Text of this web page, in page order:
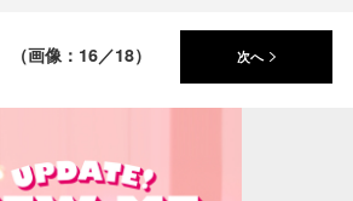
（画像：16／18） 次へ